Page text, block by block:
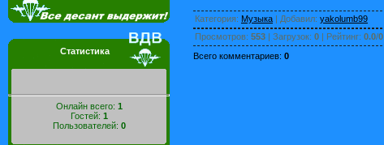
Статистика
Онлайн всего: 1
Гостей: 1
Пользователей: 0
Категория: Музыка | Добавил: yakolumb99
Просмотров: 553 | Загрузок: 0 | Рейтинг: 0.0/0
Всего комментариев: 0